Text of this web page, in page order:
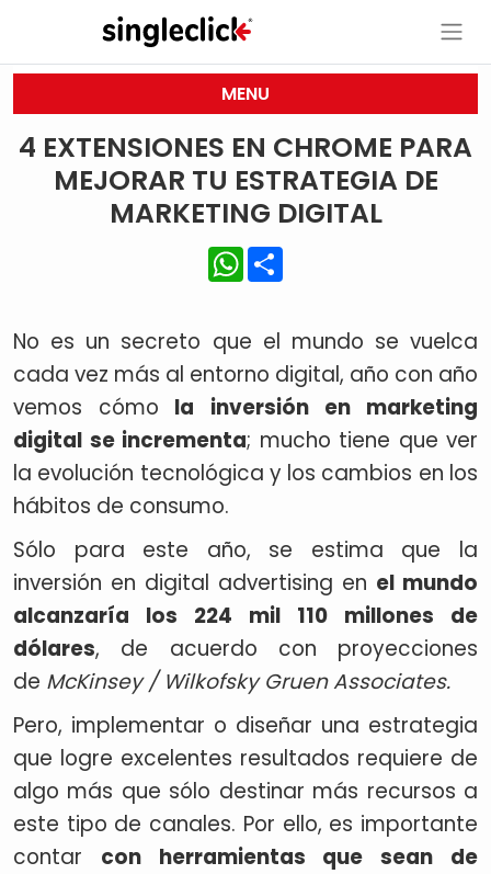
MENU
4 EXTENSIONES EN CHROME PARA
MEJORAR TU ESTRATEGIA DE
MARKETING DIGITAL
WhatsApp
No es un secreto que el mundo se vuelca
cada vez más al entorno digital, año con año
vemos cómo la inversión en marketing
digital se incrementa; mucho tiene que ver
la evolución tecnológica y los cambios en los
hábitos de consumo.
Sólo para este año, se estima que la
inversión en digital advertising en el mundo
alcanzaría los 224 mil 110 millones de
dólares, de acuerdo con proyecciones
de McKinsey / Wilkofsky Gruen Associates.
Pero, implementar o diseñar una estrategia
que logre excelentes resultados requiere de
algo más que sólo destinar más recursos a
este tipo de canales. Por ello, es importante
contar con herramientas que sean de